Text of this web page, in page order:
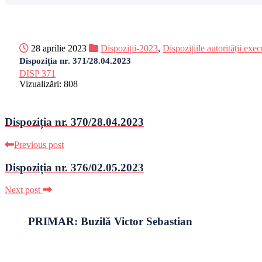
28 aprilie 2023 Dispoziții-2023, Dispozițiile autorității
Dispoziția nr. 371/28.04.2023
DISP 371
Vizualizări: 808
Dispoziția nr. 370/28.04.2023
Previous post
Dispoziția nr. 376/02.05.2023
Next post
PRIMAR: Buzilă Victor Sebastian